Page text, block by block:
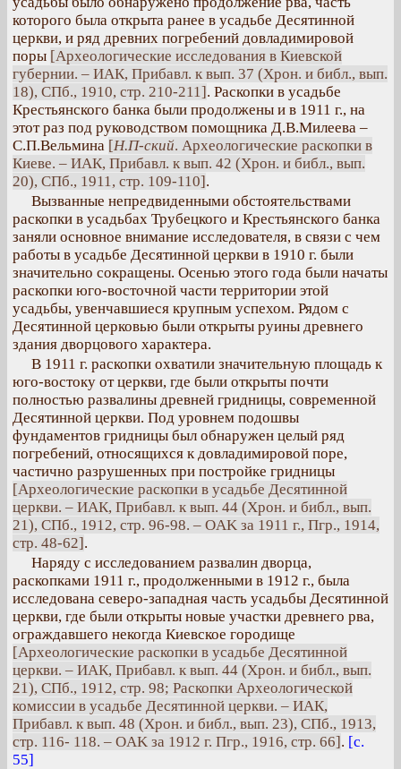
которого была открыта ранее в усадьбе Десятинной
церкви, и ряд древних погребений довладимировой
поры [Археологические исследования в Киевской
губернии. – ИАК, Прибавл. к вып. 37 (Хрон. и библ., вып.
18), СПб., 1910, стр. 210-211]. Раскопки в усадьбе
Крестьянского банка были продолжены и в 1911 г., на
этот раз под руководством помощника Д.В.Милеева –
С.П.Вельмина [Н.П-ский. Археологические раскопки в
Киеве. – ИАК, Прибавл. к вып. 42 (Хрон. и библ., вып.
20), СПб., 1911, стр. 109-110].
Вызванные непредвиденными обстоятельствами
раскопки в усадьбах Трубецкого и Крестьянского банка
заняли основное внимание исследователя, в связи с чем
работы в усадьбе Десятинной церкви в 1910 г. были
значительно сокращены. Осенью этого года были начаты
раскопки юго-восточной части территории этой
усадьбы, увенчавшиеся крупным успехом. Рядом с
Десятинной церковью были открыты руины древнего
здания дворцового характера.
В 1911 г. раскопки охватили значительную площадь к
юго-востоку от церкви, где были открыты почти
полностью развалины древней гридницы, современной
Десятинной церкви. Под уровнем подошвы
фундаментов гридницы был обнаружен целый ряд
погребений, относящихся к довладимировой поре,
частично разрушенных при постройке гридницы
[Археологические раскопки в усадьбе Десятинной
церкви. – ИАК, Прибавл. к вып. 44 (Хрон. и библ., вып.
21), СПб., 1912, стр. 96-98. – OAK за 1911 г., Пгр., 1914,
стр. 48-62].
Наряду с исследованием развалин дворца,
раскопками 1911 г., продолженными в 1912 г., была
исследована северо-западная часть усадьбы Десятинной
церкви, где были открыты новые участки древнего рва,
ограждавшего некогда Киевское городище
[Археологические раскопки в усадьбе Десятинной
церкви. – ИАК, Прибавл. к вып. 44 (Хрон. и библ., вып.
21), СПб., 1912, стр. 98; Раскопки Археологической
комиссии в усадьбе Десятинной церкви. – ИАК,
Прибавл. к вып. 48 (Хрон. и библ., вып. 23), СПб., 1913,
стр. 116- 118. – OAK за 1912 г. Пгр., 1916, стр. 66]. [с.
55]